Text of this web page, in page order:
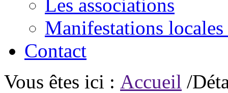
Les associations
Manifestations locales
Contact
Vous êtes ici : Accueil /